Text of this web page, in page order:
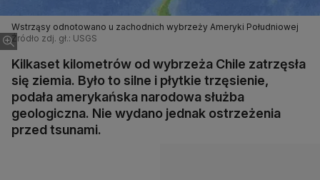
Wstrząsy odnotowano u zachodnich wybrzeży Ameryki Południowej
Źródło zdj. gł.: USGS
Kilkaset kilometrów od wybrzeża Chile zatrzęsła
się ziemia. Było to silne i płytkie trzęsienie,
podała amerykańska narodowa służba
geologiczna. Nie wydano jednak ostrzeżenia
przed tsunami.